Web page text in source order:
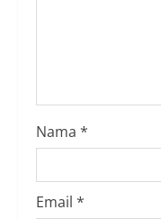
Nama *
Email *